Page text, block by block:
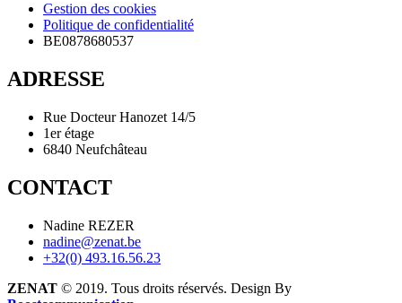
Gestion des cookies
Politique de confidentialité
BE0878680537
ADRESSE
Rue Docteur Hanozet 14/5
1er étage
6840 Neufchâteau
CONTACT
Nadine REZER
nadine@zenat.be
+32(0) 493.16.56.23
ZENAT © 2019. Tous droits réservés. Design By